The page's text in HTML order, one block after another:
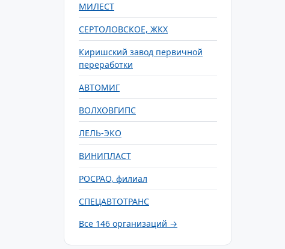
МИЛЕСТ
СЕРТОЛОВСКОЕ, ЖКХ
Киришский завод первичной
переработки
АВТОМИГ
ВОЛХОВГИПС
ЛЕЛЬ-ЭКО
ВИНИПЛАСТ
РОСРАО, филиал
СПЕЦАВТОТРАНС
Все 146 организаций →